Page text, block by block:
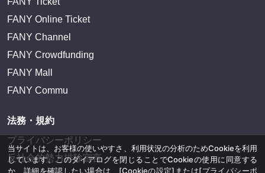
FANY Online Ticket
FANY Channel
FANY Crowdfunding
FANY Mall
FANY Commu
法務・規約
プライバシーポリシー
反社会的勢力排除宣言
当サイトは、お客様の使いやすさ、利用状況の分析のためCookieを利用
しています。このダイアログを閉じることでCookieの使用に同意する
か、詳細を確認したい場合は、 [Cookieの設定] または[プライバシーポ